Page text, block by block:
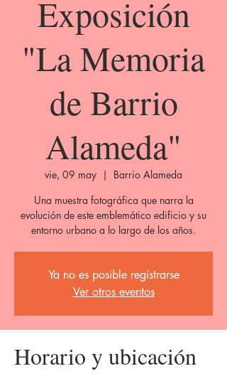
Exposición
"La Memoria
de Barrio
Alameda"
vie, 09 may
  |
Barrio Alameda
Una muestra fotográfica que narra la
evolución de este emblemático edificio y su
entorno urbano a lo largo de los años.
Ya no es posible registrarse
Ver otros eventos
Horario y ubicación